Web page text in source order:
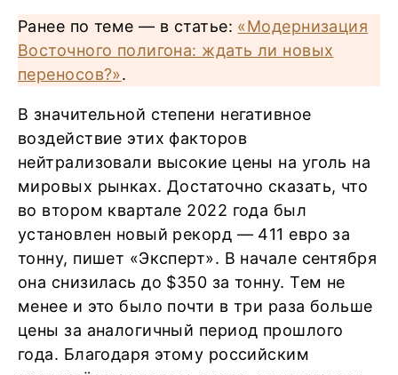
Ранее по теме — в статье: «Модернизация
Восточного полигона: ждать ли новых
переносов?».
В значительной степени негативное
воздействие этих факторов
нейтрализовали высокие цены на уголь на
мировых рынках. Достаточно сказать, что
во втором квартале 2022 года был
установлен новый рекорд — 411 евро за
тонну, пишет «Эксперт». В начале сентября
она снизилась до $350 за тонну. Тем не
менее и это было почти в три раза больше
цены за аналогичный период прошлого
года. Благодаря этому российским